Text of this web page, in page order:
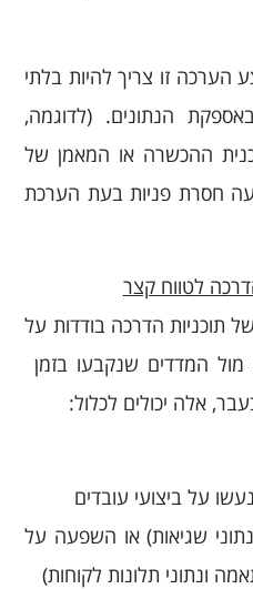
זו צריך להיות בלתי
הנתונים. (לדוגמה,
ההכשרה או המאמן של
חסרת פניות בעת הערכת
לטווח קצר
תוכניות הדרכה בודדות על
מול המדדים שנקבעו בזמן
אלה יכולים לכלול:
על ביצועי עובדים
שגיאות) או השפעה על
ונתוני תלונות לקוחות)